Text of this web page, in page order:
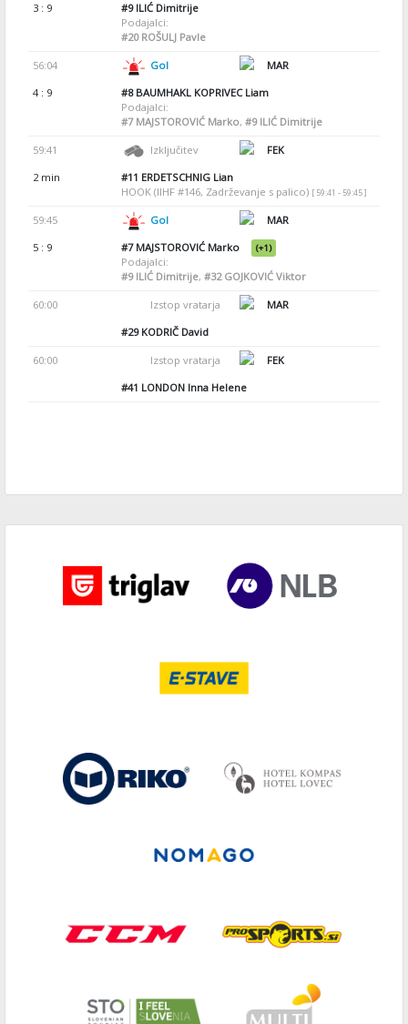
3 : 9
#9ILIĆ Dimitrije
Podajalci:
#20ROŠULJ Pavle
56:04 Gol
MAR
4 : 9
#8BAUMHAKL KOPRIVEC Liam
Podajalci:
#7MAJSTOROVIĆ Marko, #9ILIĆ Dimitrije
59:41 Izključitev
FEK
2 min
#11 ERDETSCHNIG Lian
HOOK (IIHF #146, Zadrževanje s palico) [ 59:41 - 59:45 ]
59:45 Gol
MAR
5 : 9
#7MAJSTOROVIĆ Marko (+1)
Podajalci:
#9ILIĆ Dimitrije, #32GOJKOVIĆ Viktor
60:00 Izstop vratarja
MAR
#29KODRIČ David
60:00 Izstop vratarja
FEK
#41 LONDON Inna Helene